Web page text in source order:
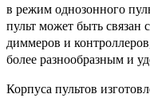
в режим однозонного
пульт может быть связан
диммеров и
более разнообразным и
Корпуса пультов